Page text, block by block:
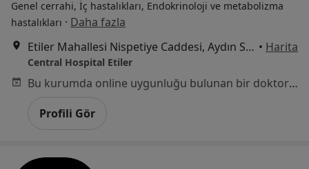
Genel cerrahi, İç hastalıkları, Endokrinoloji ve metabolizma
hastalıkları · Daha fazla
Etiler Mahallesi Nispetiye Caddesi, Aydın Sokağı No:1, Beşiktaş • Harita
Central Hospital Etiler
Bu kurumda online uygunluğu bulunan bir doktor veya uzman bulunamadı
Profili Gör